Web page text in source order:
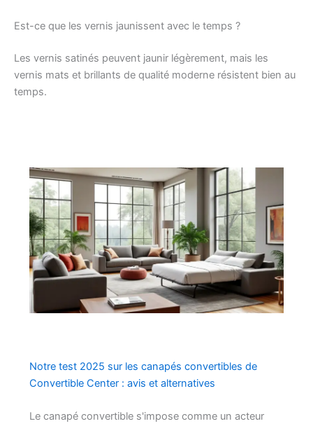
Est-ce que les vernis jaunissent avec le temps ?
Les vernis satinés peuvent jaunir légèrement, mais les
vernis mats et brillants de qualité moderne résistent bien au
temps.
Notre test 2025 sur les canapés convertibles de
Convertible Center : avis et alternatives
Le canapé convertible s'impose comme un acteur